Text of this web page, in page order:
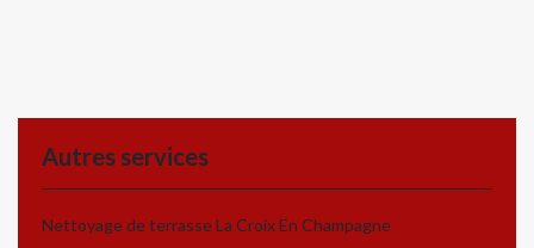
Autres services
Nettoyage de terrasse La Croix En Champagne